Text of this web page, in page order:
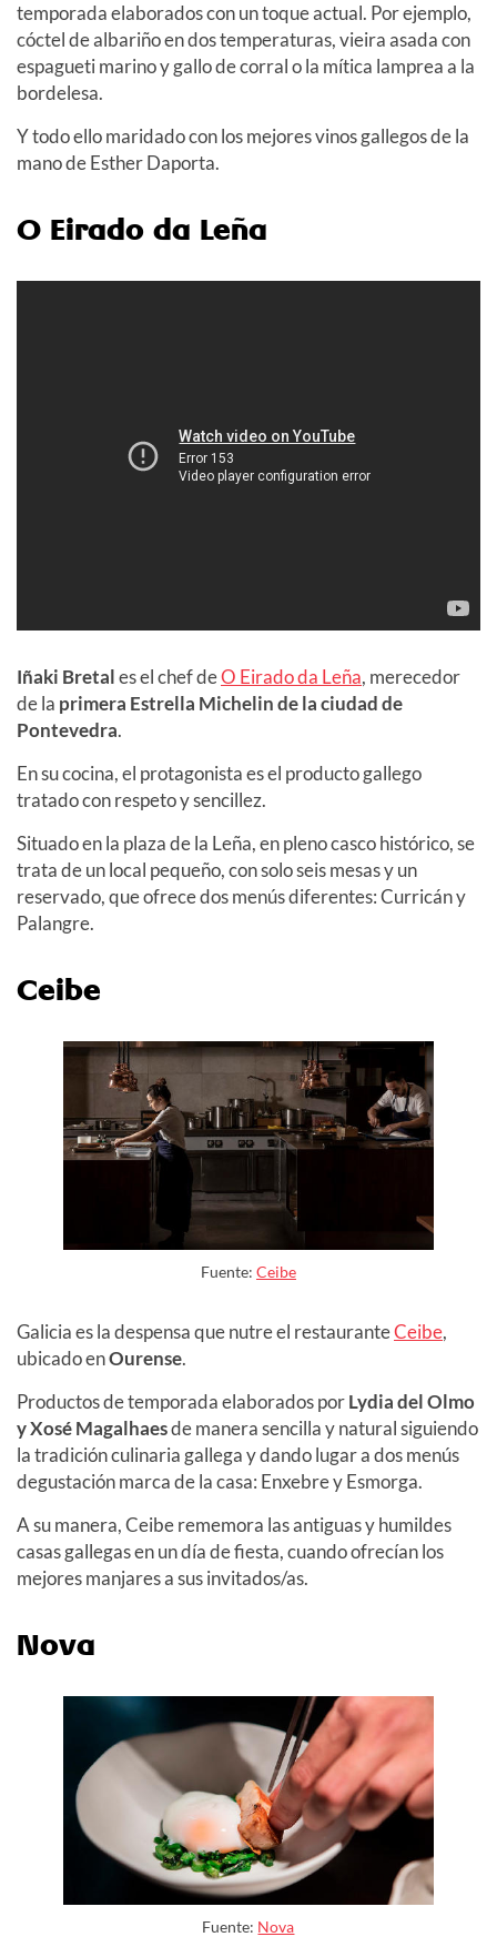
temporada elaborados con un toque actual. Por ejemplo,
cóctel de albariño en dos temperaturas, vieira asada con
espagueti marino y gallo de corral o la mítica lamprea a la
bordelesa.
Y todo ello maridado con los mejores vinos gallegos de la
mano de Esther Daporta.
O Eirado da Leña
Iñaki Bretales el chef deO Eirado da Leña, merecedor
de la primera Estrella Michelin de la ciudad de
Pontevedra.
En su cocina, el protagonista es el producto gallego
tratado con respeto y sencillez.
Situado en la plaza de la Leña, en pleno casco histórico, se
trata de un local pequeño, con solo seis mesas y un
reservado, que ofrece dos menús diferentes: Curricán y
Palangre.
Ceibe
Fuente: Ceibe
Galicia es la despensa que nutre el restauranteCeibe,
ubicado enOurense.
Productos de temporada elaborados porLydia del Olmo
y Xosé Magalhaesde manera sencilla y natural siguiendo
la tradición culinaria gallega y dando lugar a dos menús
degustación marca de la casa: Enxebre y Esmorga.
A su manera, Ceibe rememora las antiguas y humildes
casas gallegas en un día de fiesta, cuando ofrecían los
mejores manjares a sus invitados/as.
Nova
Fuente: Nova